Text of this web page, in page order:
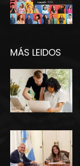
MÁS LEIDOS